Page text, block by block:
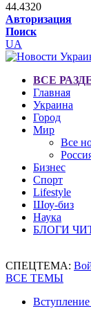
44.4320
Авторизация
Поиск
UA
ВСЕ
Главная
Украина
Город
Мир
Все
Бизнес
Спорт
Lifestyle
Шоу-биз
Наука
БЛОГИ
СПЕЦТЕМА:
ВСЕ ТЕМЫ